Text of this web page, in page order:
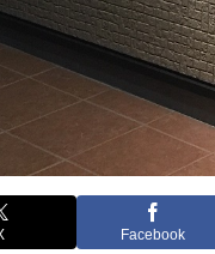
Facebook